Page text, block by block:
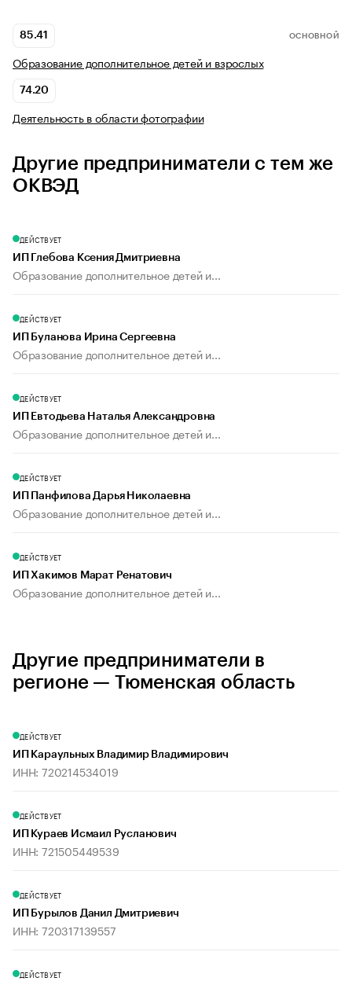
85.41 ОСНОВНОЙ
Образование дополнительное детей и взрослых
74.20
Деятельность в области фотографии
Другие предприниматели с тем же
ОКВЭД
ДЕЙСТВУЕТ
ИП Глебова Ксения Дмитриевна
Образование дополнительное детей и...
ДЕЙСТВУЕТ
ИП Буланова Ирина Сергеевна
Образование дополнительное детей и...
ДЕЙСТВУЕТ
ИП Евтодьева Наталья Александровна
Образование дополнительное детей и...
ДЕЙСТВУЕТ
ИП Панфилова Дарья Николаевна
Образование дополнительное детей и...
ДЕЙСТВУЕТ
ИП Хакимов Марат Ренатович
Образование дополнительное детей и...
Другие предприниматели в
регионе — Тюменская область
ДЕЙСТВУЕТ
ИП Караульных Владимир Владимирович
ИНН: 720214534019
ДЕЙСТВУЕТ
ИП Кураев Исмаил Русланович
ИНН: 721505449539
ДЕЙСТВУЕТ
ИП Бурылов Данил Дмитриевич
ИНН: 720317139557
ДЕЙСТВУЕТ